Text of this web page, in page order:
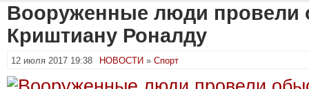
Вооруженные люди провели
Криштиану Роналду
12 июля 2017 19:38 НОВОСТИ » Спорт